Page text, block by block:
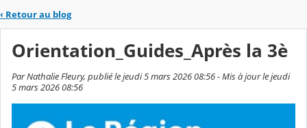
‹ Retour au blog
Orientation_Guides_Après la 3è
Par Nathalie Fleury, publié le jeudi 5 mars 2026 08:56 - Mis à jour le jeudi
5 mars 2026 08:56